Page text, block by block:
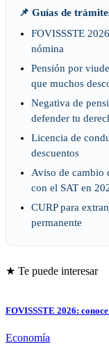
📌 Guías de
FOVISSSTE
nómina
Pensión por
que muchos
Negativa de
defender tu
Licencia de
descuentos
Aviso de cambio
con el SAT en
CURP para
permanente
★ Te puede interesar
FOVISSSTE 2026:
Economía